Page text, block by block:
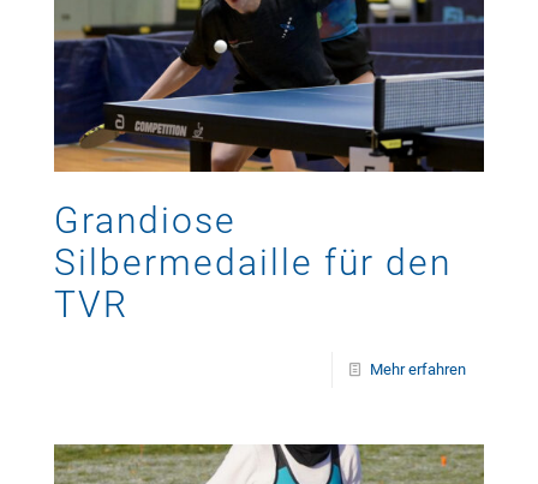
Grandiose
Silbermedaille für den
TVR
Mehr erfahren